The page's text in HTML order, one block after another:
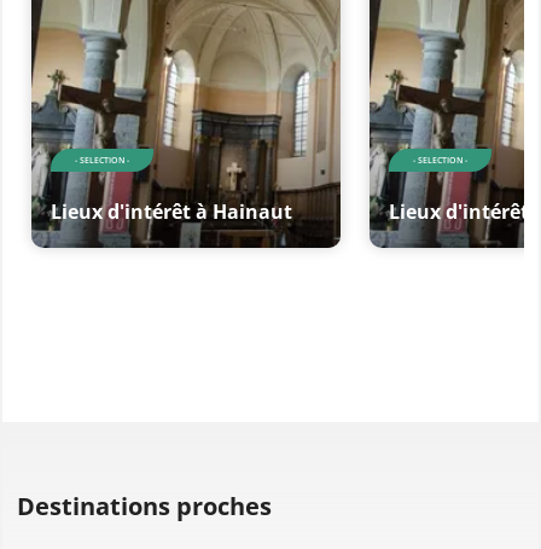
- SELECTION -
Lieux d'intérêt à Hainaut
- SELECTION -
Lieux d'intérêt
Destinations proches